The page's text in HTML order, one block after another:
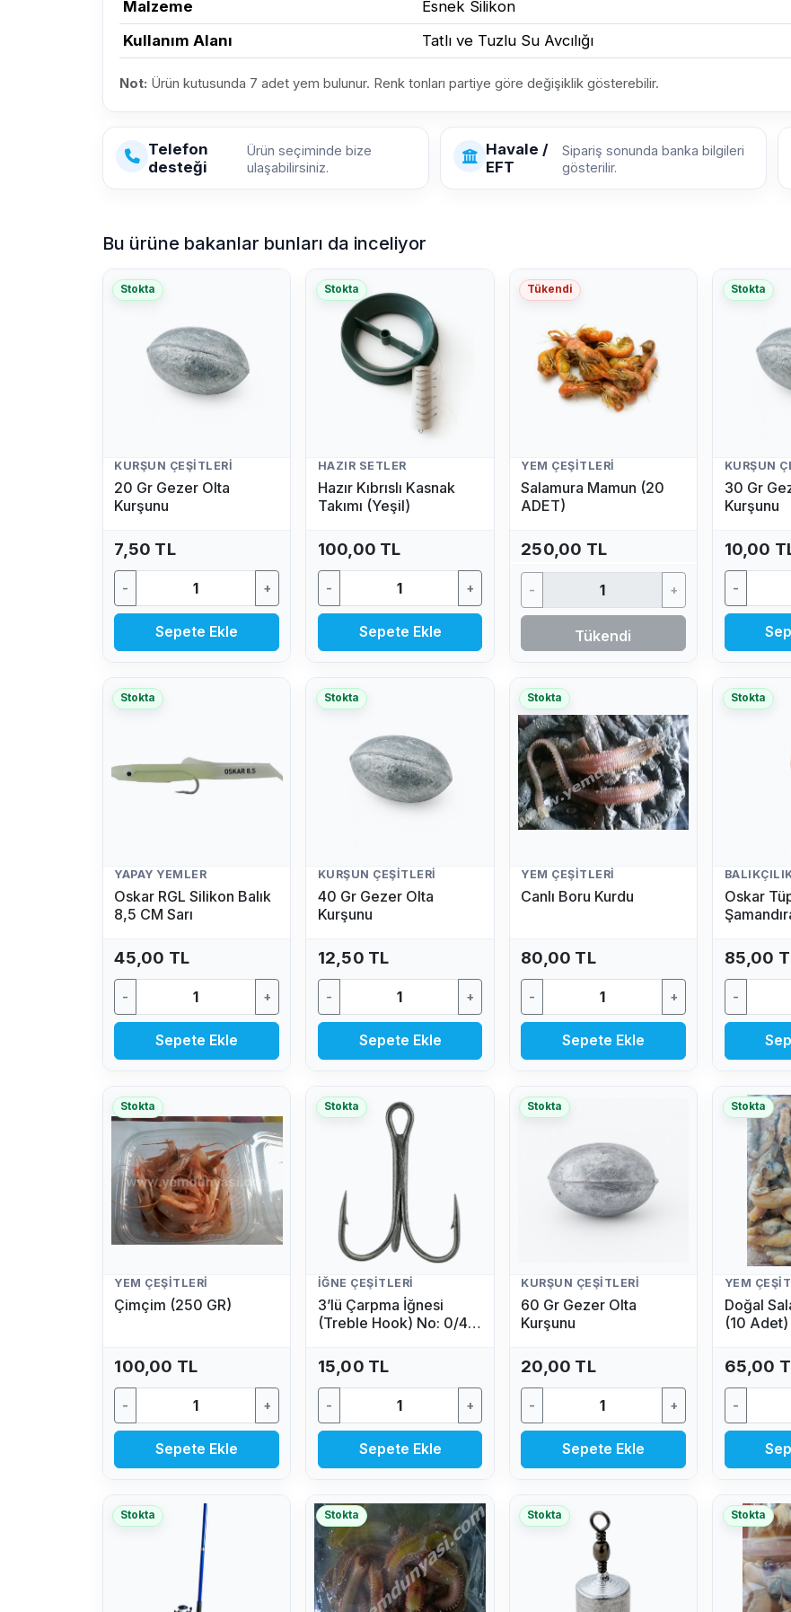
Malzeme
Esnek Silikon
Kullanım Alanı
Tatlı ve Tuzlu Su Avcılığı
Not: Ürün kutusunda 7 adet yem bulunur. Renk tonları partiye göre değişiklik gösterebilir.
Telefon
desteği
Ürün seçiminde bize
ulaşabilirsiniz.
Havale /
EFT
Sipariş sonunda banka bilgileri
gösterilir.
Bu ürüne bakanlar bunları da inceliyor
Stokta
KURŞUN ÇEŞITLERI
20 Gr Gezer Olta
Kurşunu
7,50 TL
- +
Sepete Ekle
Stokta
HAZIR SETLER
Hazır Kıbrıslı Kasnak
Takımı (Yeşil)
100,00 TL
- +
Sepete Ekle
Tükendi
YEM ÇEŞITLERI
Salamura Mamun (20
ADET)
250,00 TL
- +
Tükendi
Stokta
KURŞUN
30 Gr
Kurşunu
10,00
-
Stokta
YAPAY YEMLER
Oskar RGL Silikon Balık
8,5 CM Sarı
45,00 TL
- +
Sepete Ekle
Stokta
KURŞUN ÇEŞITLERI
40 Gr Gezer Olta
Kurşunu
12,50 TL
- +
Sepete Ekle
Stokta
YEM ÇEŞITLERI
Canlı Boru Kurdu
80,00 TL
- +
Sepete Ekle
Stokta
Oskar
85,00
-
Stokta
YEM ÇEŞITLERI
Çimçim (250 GR)
100,00 TL
- +
Sepete Ekle
Stokta
İĞNE ÇEŞITLERI
3’lü Çarpma İğnesi
(Treble Hook) No: 0/4
15,00 TL
- +
Sepete Ekle
Stokta
KURŞUN ÇEŞITLERI
60 Gr Gezer Olta
Kurşunu
20,00 TL
- +
Sepete Ekle
Stokta
YEM
Doğal
(10 Adet)
65,00
-
Stokta Stokta Stokta Stokta